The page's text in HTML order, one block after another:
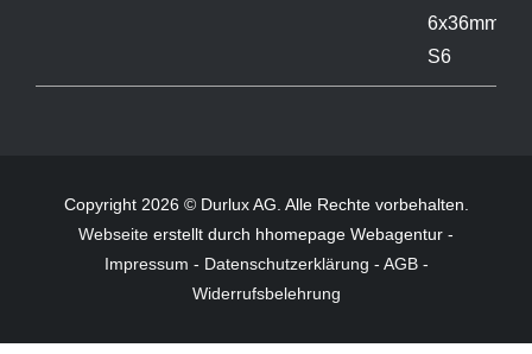
Copyright 2026 © Durlux AG. Alle Rechte vorbehalten.
Webseite erstellt durch hhomepage Webagentur -
Impressum - Datenschutzerklärung - AGB-
Widerrufsbelehrung